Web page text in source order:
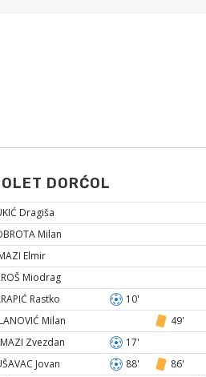
DORĆOL
Dragiša
Milan
Elmir
Miodrag
Rastko 10'
Milan 49'
Zvezdan 17'
Jovan 88' 86'